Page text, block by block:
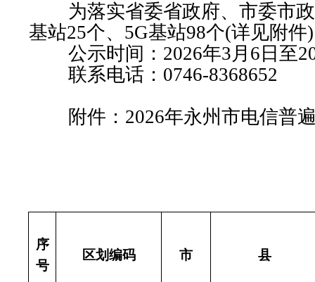
为落实省委省政府、市委市政
基站25个、5G基站98个(详见附
公示时间：2026年3月6日至
联系电话：0746-8368652
附件：2026年永州市电信普遍
序
号
区划编码 市 县